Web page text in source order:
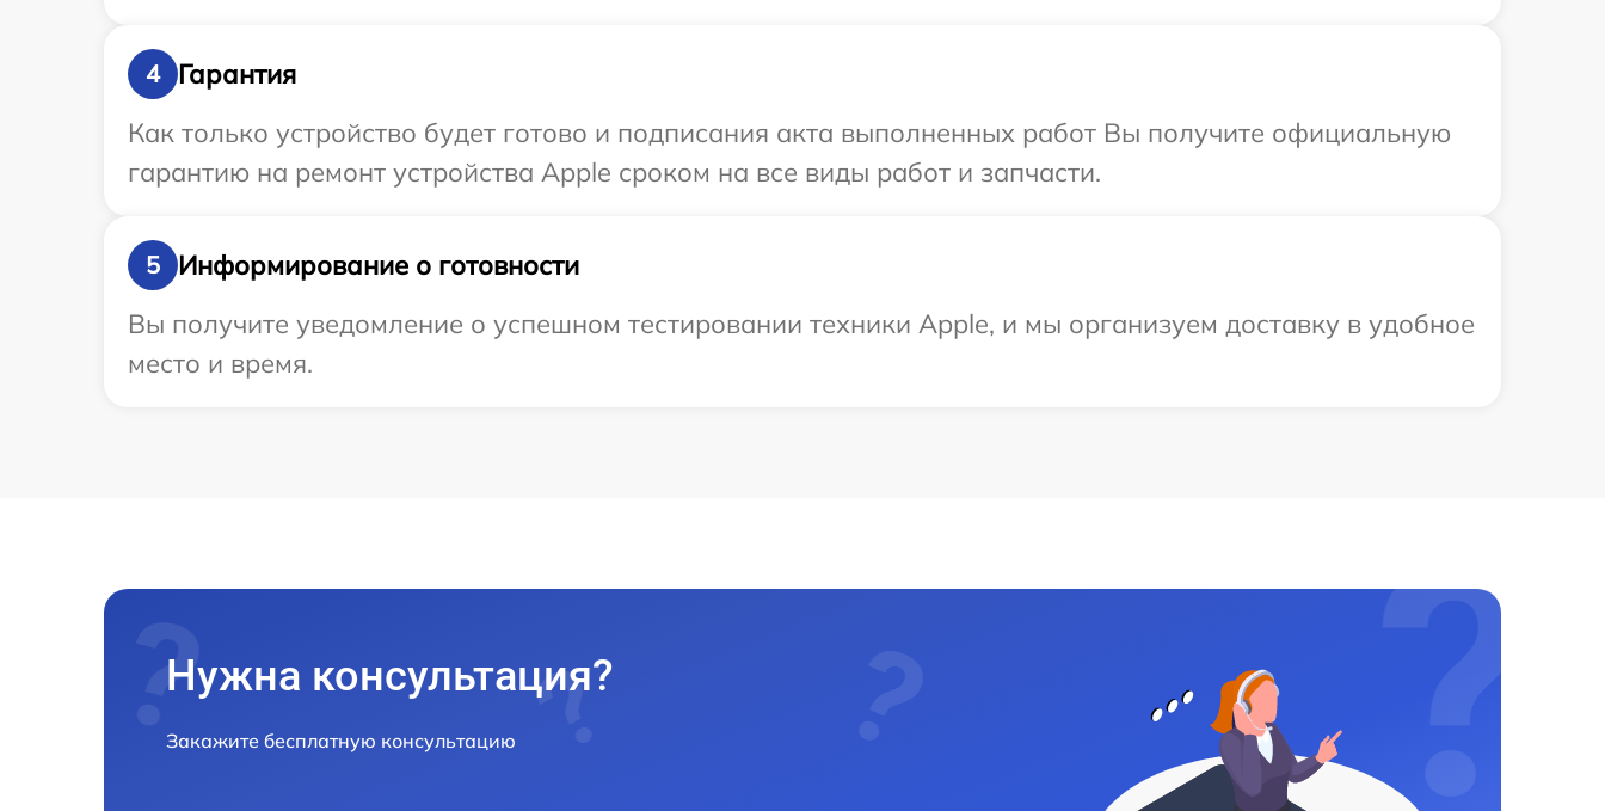
4
Гарантия
Как только устройство будет готово и подписания акта выполненных работ Вы получите официальную
гарантию на ремонт устройства Apple сроком на все виды работ и запчасти.
5
Информирование о готовности
Вы получите уведомление о успешном тестировании техники Apple, и мы организуем доставку в удобное
место и время.
Нужна консультация?
Закажите бесплатную консультацию